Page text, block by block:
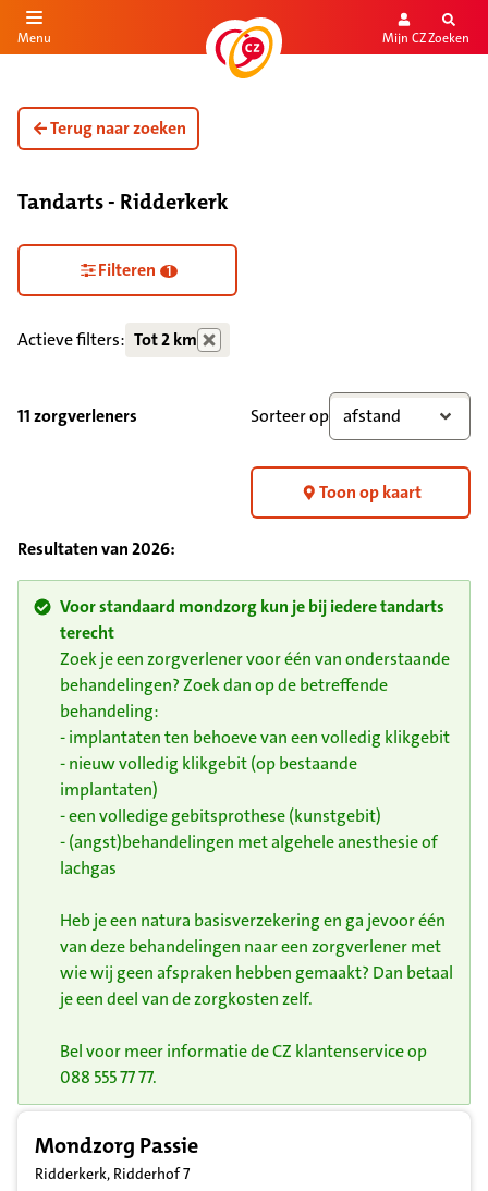
de inhoud
Menu Mijn CZZoeken
Terug naar zoeken
Tandarts - Ridderkerk
Filteren 1
Actieve filters: Tot 2 km
11 zorgverleners Sorteer op afstand
Toon op kaart
Resultaten van2026:
Voor standaard mondzorg kun je bij iedere tandarts
terecht
Zoek je een zorgverlener voor één van onderstaande
behandelingen? Zoek dan op de betreffende
behandeling:
- implantaten ten behoeve van een volledig klikgebit
- nieuw volledig klikgebit (op bestaande
implantaten)
- een volledige gebitsprothese (kunstgebit)
- (angst)behandelingen met algehele anesthesie of
lachgas
Heb je een natura basisverzekering en ga jevoor één
van deze behandelingen naar een zorgverlener met
wie wij geen afspraken hebben gemaakt? Dan betaal
je een deel van de zorgkosten zelf.
Bel voor meer informatie de CZ klantenservice op
088 555 77 77.
Mondzorg Passie
Ridderkerk, Ridderhof 7